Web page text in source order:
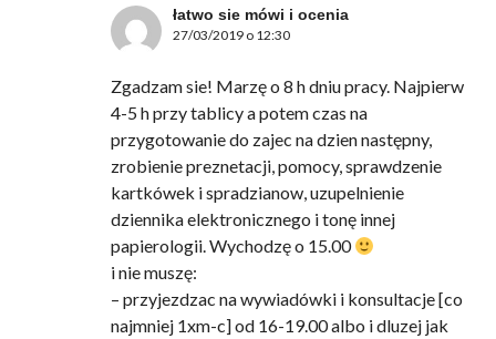
łatwo sie mówi i ocenia
27/03/2019 o 12:30
Zgadzam sie! Marzę o 8 h dniu pracy. Najpierw
4-5 h przy tablicy a potem czas na
przygotowanie do zajec na dzien następny,
zrobienie preznetacji, pomocy, sprawdzenie
kartkówek i spradzianow, uzupelnienie
dziennika elektronicznego i tonę innej
papierologii. Wychodzę o 15.00
i nie muszę:
– przyjezdzac na wywiadówki i konsultacje [co
najmniej 1xm-c] od 16-19.00 albo i dluzej jak